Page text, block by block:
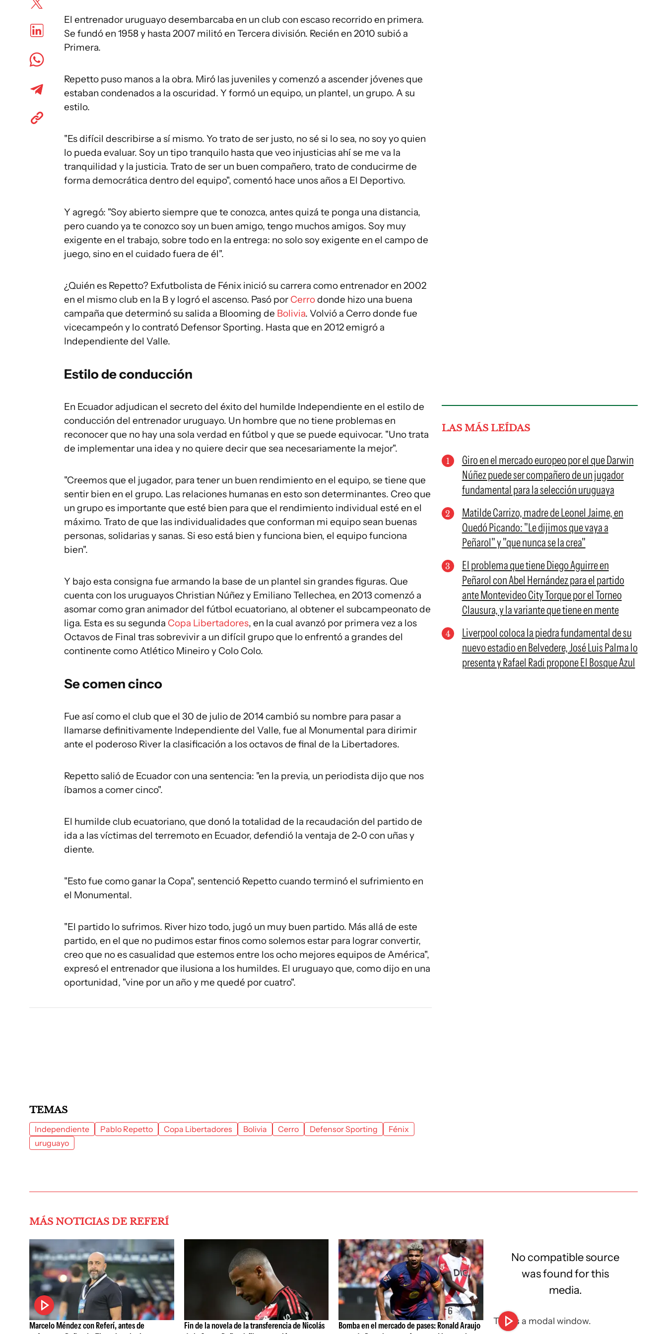
El entrenador uruguayo desembarcaba en un club con escaso recorrido en primera.
Se fundó en 1958 y hasta 2007 militó en Tercera división. Recién en 2010 subió a
Primera.
Repetto puso manos a la obra. Miró las juveniles y comenzó a ascender jóvenes que
estaban condenados a la oscuridad. Y formó un equipo, un plantel, un grupo. A su
estilo.
"Es difícil describirse a sí mismo. Yo trato de ser justo, no sé si lo sea, no soy yo quien
lo pueda evaluar. Soy un tipo tranquilo hasta que veo injusticias ahí se me va la
tranquilidad y la justicia. Trato de ser un buen compañero, trato de conducirme de
forma democrática dentro del equipo", comentó hace unos años a El Deportivo.
Y agregó: "Soy abierto siempre que te conozca, antes quizá te ponga una distancia,
pero cuando ya te conozco soy un buen amigo, tengo muchos amigos. Soy muy
exigente en el trabajo, sobre todo en la entrega: no solo soy exigente en el campo de
juego, sino en el cuidado fuera de él".
¿Quién es Repetto? Exfutbolista de Fénix inició su carrera como entrenador en 2002
en el mismo club en la B y logró el ascenso. Pasó por Cerrodonde hizo una buena
campaña que determinó su salida a Blooming de Bolivia. Volvió a Cerro donde fue
vicecampeón y lo contrató Defensor Sporting. Hasta que en 2012 emigró a
Independiente del Valle.
Estilo de conducción
En Ecuador adjudican el secreto del éxito del humilde Independiente en el estilo de
conducción del entrenador uruguayo. Un hombre que no tiene problemas en
reconocer que no hay una sola verdad en fútbol y que se puede equivocar. "Uno trata
de implementar una idea y no quiere decir que sea necesariamente la mejor".
"Creemos que el jugador, para tener un buen rendimiento en el equipo, se tiene que
sentir bien en el grupo. Las relaciones humanas en esto son determinantes. Creo que
un grupo es importante que esté bien para que el rendimiento individual esté en el
máximo. Trato de que las individualidades que conforman mi equipo sean buenas
personas, solidarias y sanas. Si eso está bien y funciona bien, el equipo funciona
bien".
Y bajo esta consigna fue armando la base de un plantel sin grandes figuras. Que
cuenta con los uruguayos Christian Núñez y Emiliano Tellechea, en 2013 comenzó a
asomar como gran animador del fútbol ecuatoriano, al obtener el subcampeonato de
liga. Esta es su segunda Copa Libertadores, en la cual avanzó por primera vez a los
Octavos de Final tras sobrevivir a un difícil grupo que lo enfrentó a grandes del
continente como Atlético Mineiro y Colo Colo.
Se comen cinco
Fue así como el club que el 30 de julio de 2014 cambió su nombre para pasar a
llamarse definitivamente Independiente del Valle, fue al Monumental para dirimir
ante el poderoso River la clasificación a los octavos de final de la Libertadores.
Repetto salió de Ecuador con una sentencia: "en la previa, un periodista dijo que nos
íbamos a comer cinco".
El humilde club ecuatoriano, que donó la totalidad de la recaudación del partido de
ida a las víctimas del terremoto en Ecuador, defendió la ventaja de 2-0 con uñas y
diente.
"Esto fue como ganar la Copa", sentenció Repetto cuando terminó el sufrimiento en
el Monumental.
"El partido lo sufrimos. River hizo todo, jugó un muy buen partido. Más allá de este
partido, en el que no pudimos estar finos como solemos estar para lograr convertir,
creo que no es casualidad que estemos entre los ocho mejores equipos de América",
expresó el entrenador que ilusiona a los humildes. El uruguayo que, como dijo en una
oportunidad, "vine por un año y me quedé por cuatro".
LAS MÁS LEÍDAS
Giro en el mercado europeo por el que Darwin
Núñez puede ser compañero de un jugador
fundamental para la selección uruguaya
Matilde Carrizo, madre de Leonel Jaime, en
Quedó Picando: "Le dijimos que vaya a
Peñarol" y "que nunca se la crea"
El problema que tiene Diego Aguirre en
Peñarol con Abel Hernández para el partido
ante Montevideo City Torque por el Torneo
Clausura, y la variante que tiene en mente
Liverpool coloca la piedra fundamental de su
nuevo estadio en Belvedere, José Luis Palma lo
presenta y Rafael Radi propone El Bosque Azul
TEMAS
Independiente Pablo Repetto Copa Libertadores Bolivia Cerro Defensor Sporting
Fénix
uruguayo
MÁS NOTICIAS DE REFERÍ
Marcelo Méndez con Referí, antes de
Fin de la novela de la transferencia de Nicolás
Bomba en el mercado de pases: Ronald Araujo
This is a modal window.
No compatible source
was found for this
media.